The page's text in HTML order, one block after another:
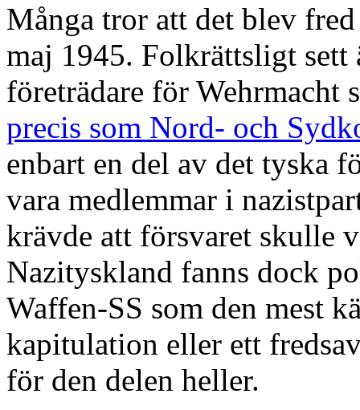
Många tror att det blev
maj 1945. Folkrättsligt
företrädare för Wehrmacht
precis som Nord- och
enbart en del av det tyska
vara medlemmar i
krävde att försvaret skulle
Nazityskland fanns dock
Waffen-SS som den mest
kapitulation eller ett
för den delen heller.